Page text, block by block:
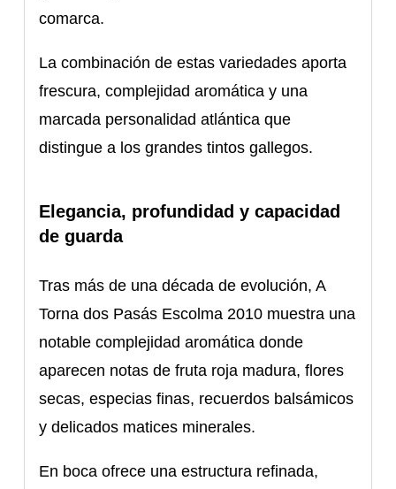
comarca.
La combinación de estas variedades aporta
frescura, complejidad aromática y una
marcada personalidad atlántica que
distingue a los grandes tintos gallegos.
Elegancia, profundidad y capacidad
de guarda
Tras más de una década de evolución, A
Torna dos Pasás Escolma 2010 muestra una
notable complejidad aromática donde
aparecen notas de fruta roja madura, flores
secas, especias finas, recuerdos balsámicos
y delicados matices minerales.
En boca ofrece una estructura refinada,